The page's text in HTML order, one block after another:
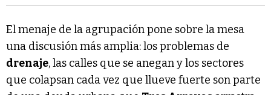
El menaje de la agrupación pone sobre la mesa
una discusión más amplia: los problemas de
drenaje, las calles que se anegan y los sectores
que colapsan cada vez que llueve fuerte son parte